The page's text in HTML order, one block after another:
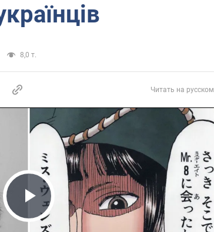
8,0 т.
Читать на русском
Play Video